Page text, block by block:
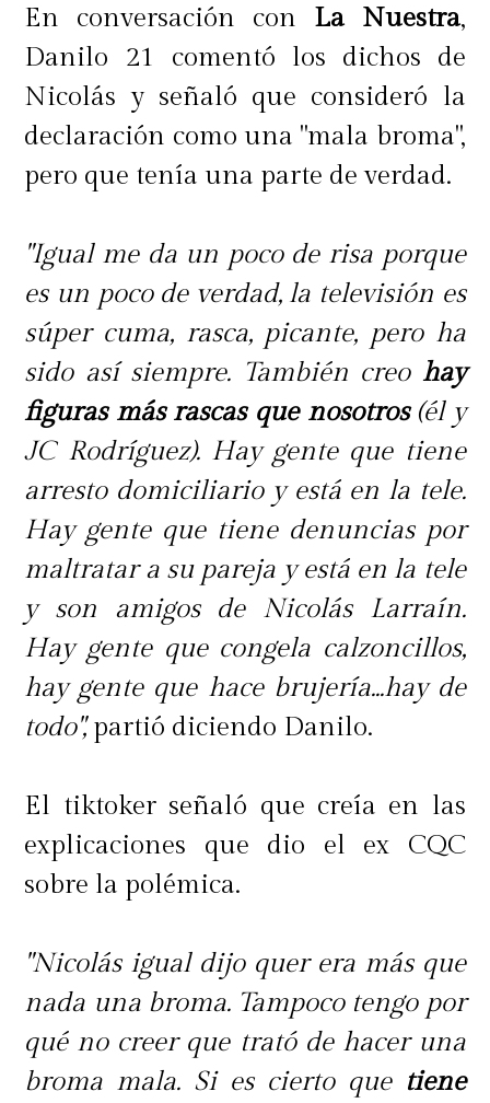
En conversación con La Nuestra,
Danilo 21 comentó los dichos de
Nicolás y señaló que consideró la
declaración como una "mala broma",
pero que tenía una parte de verdad.
"Igual me da un poco de risa porque
es un poco de verdad, la televisión es
súper cuma, rasca, picante, pero ha
sido así siempre. También creo hay
figuras más rascas que nosotros(él y
JC Rodríguez). Hay gente que tiene
arresto domiciliario y está en la tele.
Hay gente que tiene denuncias por
maltratar a su pareja y está en la tele
y son amigos de Nicolás Larraín.
Hay gente que congela calzoncillos,
hay gente que hace brujería...hay de
todo",partió diciendo Danilo.
El tiktoker señaló que creía en las
explicaciones que dio el ex CQC
sobre la polémica.
"Nicolás igual dijo quer era más que
nada una broma. Tampoco tengo por
qué no creer que trató de hacer una
broma mala. Si es cierto quetiene